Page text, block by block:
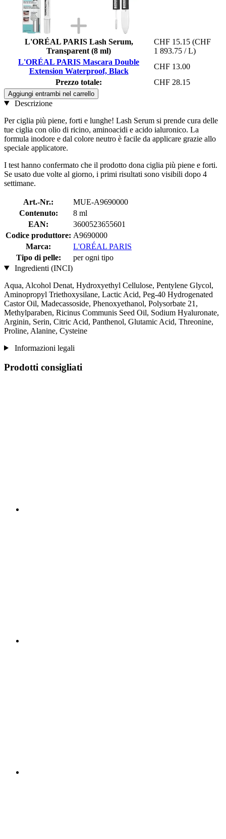
L'ORÉAL PARIS Lash Serum,
Transparent (8 ml)
CHF 15.15 (CHF
1 893.75 / L)
L'ORÉAL PARIS Mascara Double
Extension Waterproof, Black
CHF 13.00
Prezzo totale:
CHF 28.15
Aggiungi entrambi nel carrello
Descrizione
Per ciglia più piene, forti e lunghe! Lash Serum si prende cura delle
tue ciglia con olio di ricino, aminoacidi e acido ialuronico. La
formula inodore e dal colore neutro è facile da applicare grazie allo
speciale applicatore.
I test hanno confermato che il prodotto dona ciglia più piene e forti.
Se usato due volte al giorno, i primi risultati sono visibili dopo 4
settimane.
Art.-Nr.:
MUE-A9690000
Contenuto:
8 ml
EAN:
3600523655601
Codice produttore: A9690000
Marca:
L'ORÉAL PARIS
Tipo di pelle:
per ogni tipo
Ingredienti (INCI)
Aqua, Alcohol Denat, Hydroxyethyl Cellulose, Pentylene Glycol,
Aminopropyl Triethoxysilane, Lactic Acid, Peg-40 Hydrogenated
Castor Oil, Madecassoside, Phenoxyethanol, Polysorbate 21,
Methylparaben, Ricinus Communis Seed Oil, Sodium Hyaluronate,
Arginin, Serin, Citric Acid, Panthenol, Glutamic Acid, Threonine,
Proline, Alanine, Cysteine
Informazioni legali
Prodotti consigliati